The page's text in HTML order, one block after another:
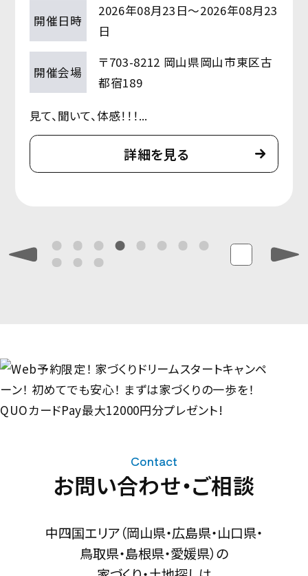
開催日時
2026年08月23日～2026年08月23
日
開催会場
〒703-8212 岡山県岡山市東区古
都宿189
見て、聞いて、体感！！！...
詳細を見る
Contact
お問い合わせ・ご相談
中四国エリア（岡山県・広島県・山口県・
鳥取県・島根県・愛媛県）の